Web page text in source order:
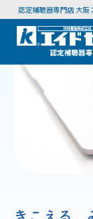
認定補聴器専門店 大阪